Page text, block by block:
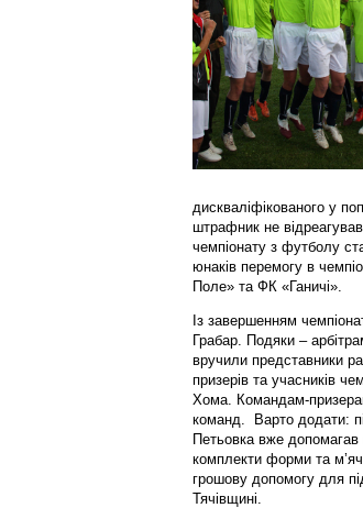
дискваліфікованого у
штрафник не
чемпіонату з футболу
юнаків перемогу в
Поле» та ФК «Ганичі».
Із завершенням
Грабар. Подяки –
вручили представники
призерів та учасників
Хома. Командам-
команд. Варто додати:
Петьовка вже
комплекти форми та
грошову допомогу для
Тячівщині.